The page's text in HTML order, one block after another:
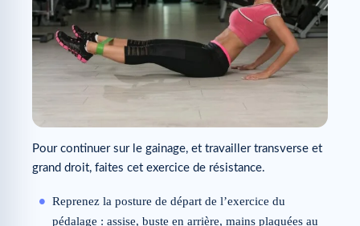
Pour continuer sur le gainage, et travailler transverse et
grand droit, faites cet exercice de résistance.
Reprenez la posture de départ de l’exercice du
pédalage : assise, buste en arrière, mains plaquées au